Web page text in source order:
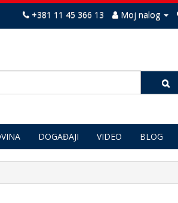
+381 11 45 366 13 Moj nalog
DOGAĐAJI VIDEO BLOG